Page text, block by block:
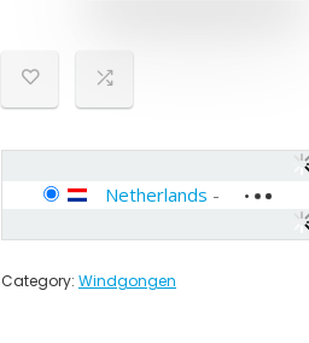
Netherlands -
Category: Windgongen